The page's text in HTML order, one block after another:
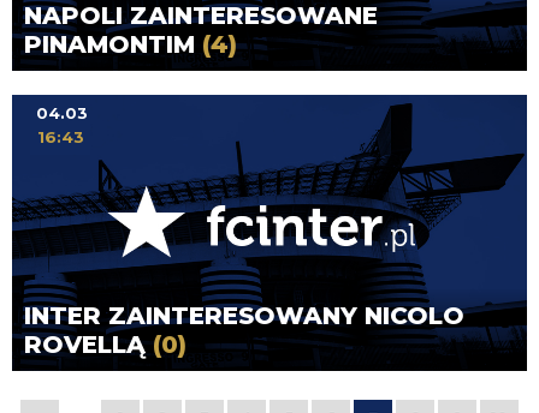
NAPOLI ZAINTERESOWANE
PINAMONTIM (4)
INTER ZAINTERESOWANY NICOLO
ROVELLĄ (0)
04.03
16:43